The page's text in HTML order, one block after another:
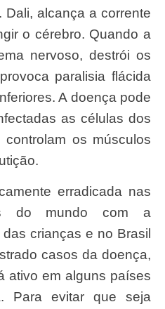
Dali, alcança a corrente
o cérebro. Quando a
nervoso, destrói os
paralisia flácida
A doença pode
as células dos
os músculos
do mundo com a
crianças e no Brasil
casos da doença,
ativo em alguns países
Para evitar que seja